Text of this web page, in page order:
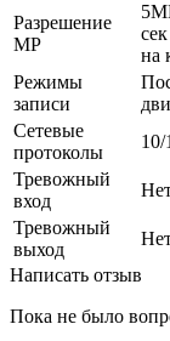
Разрешение
MP
на
Режимы
записи
Сетевые
протоколы
10/
Тревожный
вход
Тревожный
выход
Написать отзыв
Пока не было